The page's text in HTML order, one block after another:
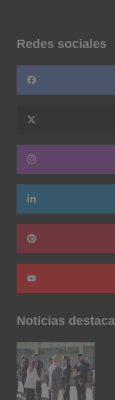
Redes sociales
Noticias